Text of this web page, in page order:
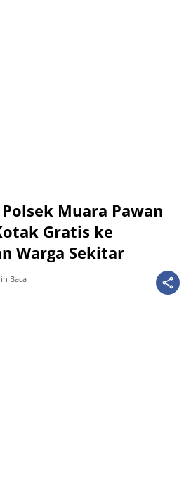
Muara Pawan
Gratis ke
Warga Sekitar
Baca